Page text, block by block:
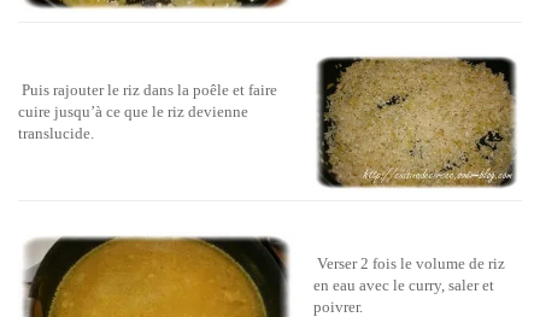
Puis rajouter le riz dans la poêle et faire
cuire jusqu’à ce que le riz devienne
translucide.
Verser 2 fois le volume de riz
en eau avec le curry, saler et
poivrer.